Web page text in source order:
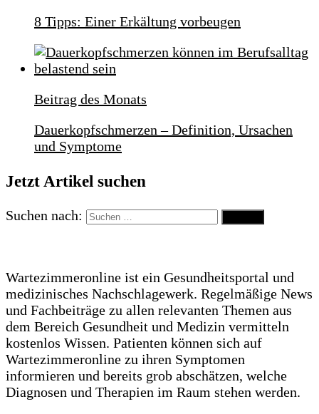
8 Tipps: Einer Erkältung vorbeugen
Beitrag des Monats
Dauerkopfschmerzen – Definition, Ursachen
und Symptome
Jetzt Artikel suchen
Suchen nach:
Wartezimmeronline ist ein Gesundheitsportal und
medizinisches Nachschlagewerk. Regelmäßige News
und Fachbeiträge zu allen relevanten Themen aus
dem Bereich Gesundheit und Medizin vermitteln
kostenlos Wissen. Patienten können sich auf
Wartezimmeronline zu ihren Symptomen
informieren und bereits grob abschätzen, welche
Diagnosen und Therapien im Raum stehen werden.